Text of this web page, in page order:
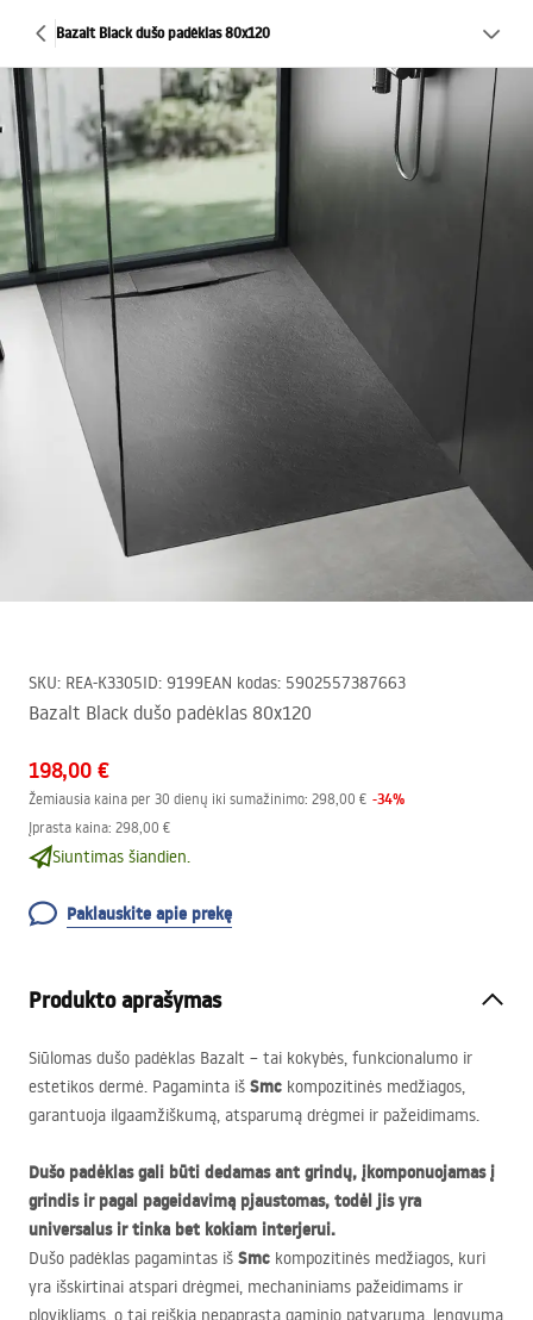
Bazalt Black dušo padėklas 80x120
SKU: REA-K3305ID: 9199EAN kodas: 5902557387663
Bazalt Black dušo padėklas 80x120
198,00 €
Žemiausia kaina per 30 dienų iki sumažinimo: 298,00 € -34%
Įprasta kaina: 298,00 €
Siuntimas šiandien.
Paklauskite apie prekę
Produkto aprašymas
Siūlomas dušo padėklas Bazalt – tai kokybės, funkcionalumo ir
estetikos dermė. Pagaminta iš Smc kompozitinės medžiagos,
garantuoja ilgaamžiškumą, atsparumą drėgmei ir pažeidimams.
Dušo padėklas gali būti dedamas ant grindų, įkomponuojamas į
grindis ir pagal pageidavimą pjaustomas, todėl jis yra
universalus ir tinka bet kokiam interjerui.
Dušo padėklas pagamintas iš Smc kompozitinės medžiagos, kuri
yra išskirtinai atspari drėgmei, mechaniniams pažeidimams ir
plovikliams, o tai reiškia nepaprastą gaminio patvarumą, lengvumą